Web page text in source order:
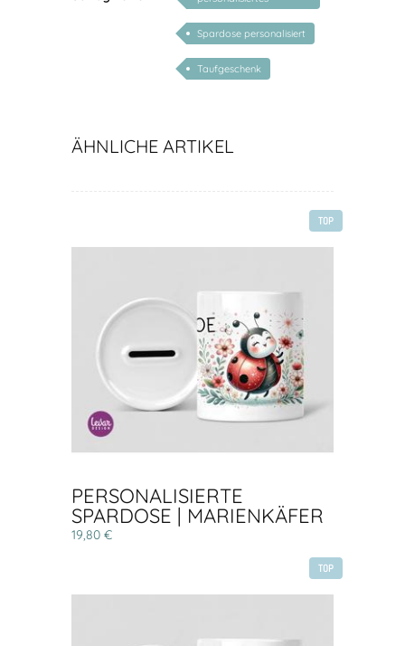
Geschenk Baby
Spardose personalisiert
Taufgeschenk
ÄHNLICHE ARTIKEL
TOP
PERSONALISIERTE
SPARDOSE | MARIENKÄFER
19,80 €
TOP